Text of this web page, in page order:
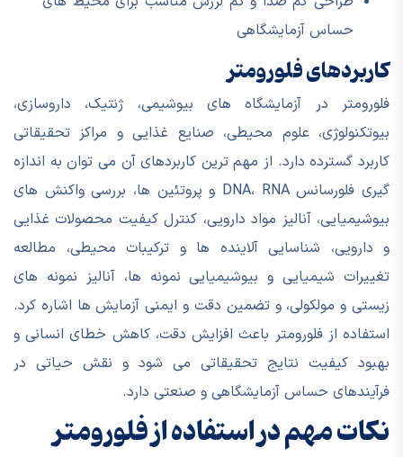
حساس آزمایشگاهی
کاربردهای فلورومتر
فلورومتر در آزمایشگاه های بیوشیمی، ژنتیک، داروسازی،
بیوتکنولوژی، علوم محیطی، صنایع غذایی و مراکز تحقیقاتی
کاربرد گسترده دارد. از مهم ترین کاربردهای آن می توان به اندازه
گیری فلورسانس DNA، RNA و پروتئین ها، بررسی واکنش های
بیوشیمیایی، آنالیز مواد دارویی، کنترل کیفیت محصولات غذایی
و دارویی، شناسایی آلاینده ها و ترکیبات محیطی، مطالعه
تغییرات شیمیایی و بیوشیمیایی نمونه ها، آنالیز نمونه های
زیستی و مولکولی، و تضمین دقت و ایمنی آزمایش ها اشاره کرد.
استفاده از فلورومتر باعث افزایش دقت، کاهش خطای انسانی و
بهبود کیفیت نتایج تحقیقاتی می شود و نقش حیاتی در
فرآیندهای حساس آزمایشگاهی و صنعتی دارد.
نکات مهم در استفاده از فلورومتر